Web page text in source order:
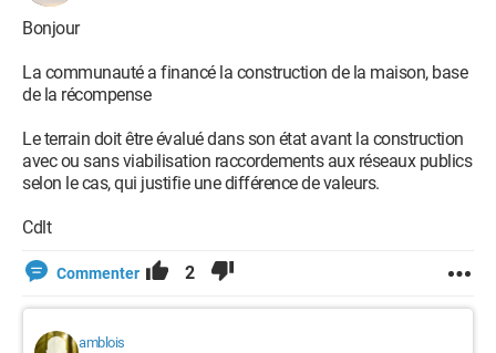
Bonjour
La communauté a financé la construction de la maison, base
de la récompense
Le terrain doit être évalué dans son état avant la construction
avec ou sans viabilisation raccordements aux réseaux publics
selon le cas, qui justifie une différence de valeurs.
Cdlt
Commenter 2
amblois